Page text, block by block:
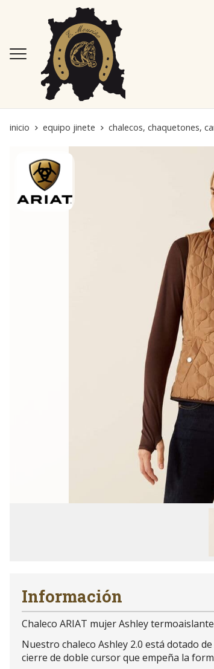
inicio equipo jinete chalecos, chaquetones,
Información
Chaleco ARIAT mujer Ashley
Nuestro chaleco Ashley 2.0 está dotado
cierre de doble cursor que empeña la